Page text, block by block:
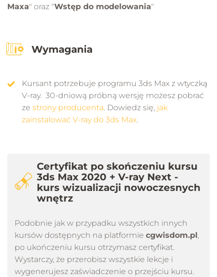
Maxa" oraz "Wstęp do modelowania"
Wymagania
Kursant potrzebuje programu 3ds Max z wtyczką
V-ray. 30-dniową próbną wersję możesz pobrać
ze strony producenta. Dowiedz się, jak
zainstalować V-ray do 3ds Max.
Certyfikat po skończeniu kursu
3ds Max 2020 + V-ray Next -
kurs wizualizacji nowoczesnych
wnętrz
Podobnie jak w przypadku wszystkich innych
kursów dostępnych na platformie cgwisdom.pl,
po ukończeniu kursu otrzymasz certyfikat.
Wystarczy, że przerobisz wszystkie lekcje i
wygenerujesz zaświadczenie o przejściu kursu.